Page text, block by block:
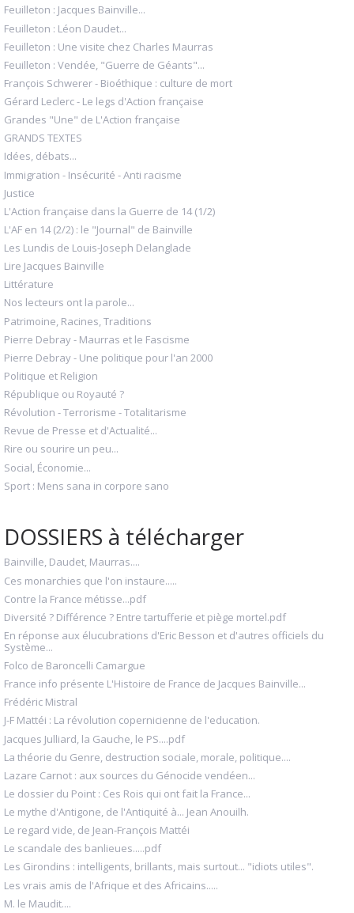
Feuilleton : Jacques Bainville...
Feuilleton : Léon Daudet...
Feuilleton : Une visite chez Charles Maurras
Feuilleton : Vendée, "Guerre de Géants"...
François Schwerer - Bioéthique : culture de mort
Gérard Leclerc - Le legs d'Action française
Grandes "Une" de L'Action française
GRANDS TEXTES
Idées, débats...
Immigration - Insécurité - Anti racisme
Justice
L'Action française dans la Guerre de 14 (1/2)
L'AF en 14 (2/2) : le "Journal" de Bainville
Les Lundis de Louis-Joseph Delanglade
Lire Jacques Bainville
Littérature
Nos lecteurs ont la parole...
Patrimoine, Racines, Traditions
Pierre Debray - Maurras et le Fascisme
Pierre Debray - Une politique pour l'an 2000
Politique et Religion
République ou Royauté ?
Révolution - Terrorisme - Totalitarisme
Revue de Presse et d'Actualité...
Rire ou sourire un peu...
Social, Économie...
Sport : Mens sana in corpore sano
DOSSIERS à télécharger
Bainville, Daudet, Maurras....
Ces monarchies que l'on instaure.....
Contre la France métisse...pdf
Diversité ? Différence ? Entre tartufferie et piège mortel.pdf
En réponse aux élucubrations d'Eric Besson et d'autres officiels du
Système...
Folco de Baroncelli Camargue
France info présente L'Histoire de France de Jacques Bainville...
Frédéric Mistral
J-F Mattéi : La révolution copernicienne de l'education.
Jacques Julliard, la Gauche, le PS....pdf
La théorie du Genre, destruction sociale, morale, politique....
Lazare Carnot : aux sources du Génocide vendéen...
Le dossier du Point : Ces Rois qui ont fait la France...
Le mythe d'Antigone, de l'Antiquité à... Jean Anouilh.
Le regard vide, de Jean-François Mattéi
Le scandale des banlieues.....pdf
Les Girondins : intelligents, brillants, mais surtout... "idiots utiles".
Les vrais amis de l'Afrique et des Africains.....
M. le Maudit....